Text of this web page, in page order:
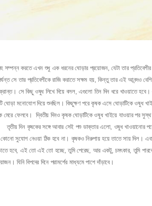
করতে এখন শুধু এক ধরনের ঘোড়ার প্রয়োজন, যেটা তার প্রতিবেশীর
সে তার প্রতিবেশীকে রাজি করাতে সক্ষম হয়, কিন্তু তার এই আনন্দও
সে কিছু ওষুধ লিখে দিয়ে বলল, এগুলো তিন দিন ধরে খাওয়াতে হবে।
মনোযোগ দিয়ে শুনছিল। কিছুক্ষণ পরে কৃষক এসে ঘোড়াটিকে ওষুধ
ফেলবে। দ্বিতীয় দিনও কৃষক ঘোড়াটিকে ওষুধ খাইয়ে যাওয়ার পর
দিন কৃষকের সঙ্গে আবার সেই পশু ডাক্তার এলো, ওষুধ খাওয়ানোর
সুযোগ নেওয়া ঠিক হবে না। কৃষকও নিরুপায় হয়ে তাতে সায় দিল।
হবে, এই তো এই তো হচ্ছে, তুমি পেরেছ, আর একটু, চমৎকার, তুমি
যিনি বিপদের দিনে পরামর্শের মাধ্যমে পাশে দাঁড়াবে।